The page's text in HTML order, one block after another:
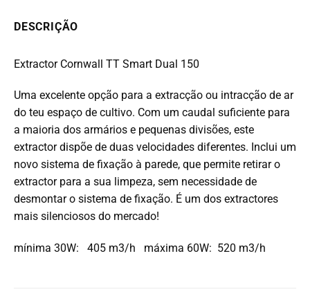
DESCRIÇÃO
Extractor Cornwall TT Smart Dual 150
Uma excelente opção para a extracção ou intracção de ar
do teu espaço de cultivo. Com um caudal suficiente para
a maioria dos armários e pequenas divisões, este
extractor dispõe de duas velocidades diferentes. Inclui um
novo sistema de fixação à parede, que permite retirar o
extractor para a sua limpeza, sem necessidade de
desmontar o sistema de fixação. É um dos extractores
mais silenciosos do mercado!
mínima 30W: 405 m3/h máxima 60W: 520 m3/h